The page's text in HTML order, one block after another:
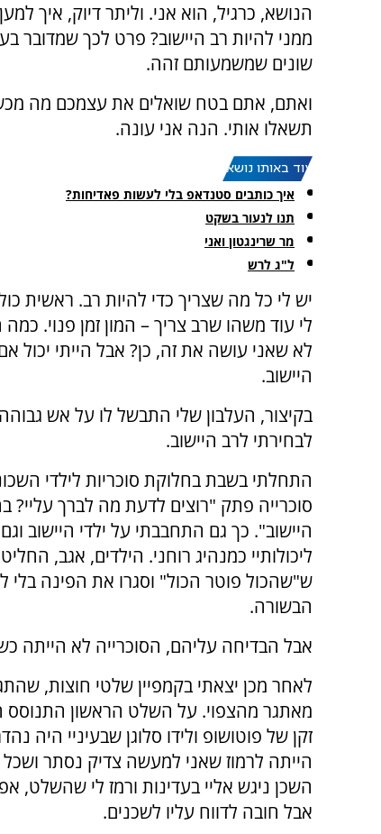
הנושא, כרגיל, הוא אני. וליתר דיוק, איך
ממני להיות רב היישוב? פרט לכך שמדובר
שונים שמשמעותם זהה.
ואתם, אתם בטח שואלים את עצמכם מה
תשאלו אותי. הנה אני עונה.
עוד באותו נושא:
איך כותבים סטנדאפ בלי לעשות פאדיחות?
תנו לנעור בשקט
מר שרינגטון ואני
ל"ג לרש
יש לי כל מה שצריך כדי להיות רב. ראשית
לי עוד משהו שרב צריך – המון זמן פנוי.
לא שאני עושה את זה, כן? אבל הייתי יכול
היישוב.
בקיצור, העלבון שלי התבשל לו על אש
לבחירתי לרב היישוב.
התחלתי בשבת בחלוקת סוכריות לילדי
סוכרייה פתק "רוצים לדעת מה לברך עליי?
היישוב". כך גם התחבבתי על ילדי היישוב
ליכולותיי כמנהיג רוחני. הילדים, אגב,
ש"שהכול פוטר הכול" וסגרו את הפינה בלי
הבשורה.
אבל הבדיחה עליהם, הסוכרייה לא הייתה
לאחר מכן יצאתי בקמפיין שלטי חוצות,
מאתגר מהצפוי. על השלט הראשון התנוסס
זקן של פוטושופ ולידו סלוגן שבעיניי היה
הייתה לרמוז שאני למעשה צדיק נסתר ושכל
השכן ניגש אליי בעדינות ורמז לי שהשלט,
אבל חובה לדווח עליו לשכנים.